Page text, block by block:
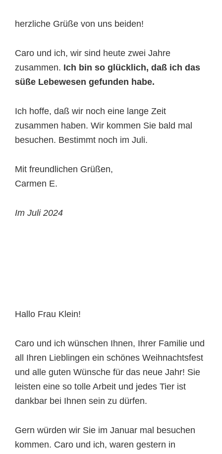
herzliche Grüße von uns beiden!
Caro und ich, wir sind heute zwei Jahre
zusammen. Ich bin so glücklich, daß ich das
süße Lebewesen gefunden habe.
Ich hoffe, daß wir noch eine lange Zeit
zusammen haben. Wir kommen Sie bald mal
besuchen. Bestimmt noch im Juli.
Mit freundlichen Grüßen,
Carmen E.
Im Juli 2024
Hallo Frau Klein!
Caro und ich wünschen Ihnen, Ihrer Familie und
all Ihren Lieblingen ein schönes Weihnachtsfest
und alle guten Wünsche für das neue Jahr! Sie
leisten eine so tolle Arbeit und jedes Tier ist
dankbar bei Ihnen sein zu dürfen.
Gern würden wir Sie im Januar mal besuchen
kommen. Caro und ich, waren gestern in